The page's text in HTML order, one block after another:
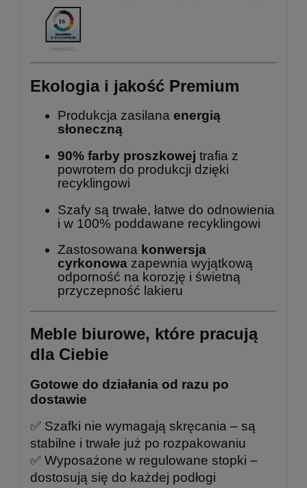
Ekologia i jakość Premium
Produkcja zasilana energią
słoneczną
90% farby proszkowej trafia z
powrotem do produkcji dzięki
recyklingowi
Szafy są trwałe, łatwe do odnowienia
i w 100% poddawane recyklingowi
Zastosowana konwersja
cyrkonowa zapewnia wyjątkową
odporność na korozję i świetną
przyczepność lakieru
Meble biurowe, które pracują
dla Ciebie
Gotowe do działania od razu po
dostawie
✅ Szafki nie wymagają skręcania – są
stabilne i trwałe już po rozpakowaniu
✅ Wyposażone w regulowane stopki –
dostosują się do każdej podłogi